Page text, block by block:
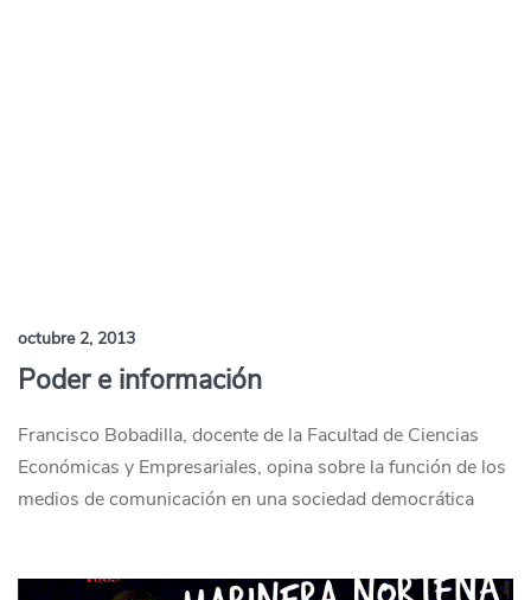
octubre 2, 2013
Poder e información
Francisco Bobadilla, docente de la Facultad de Ciencias
Económicas y Empresariales, opina sobre la función de los
medios de comunicación en una sociedad democrática